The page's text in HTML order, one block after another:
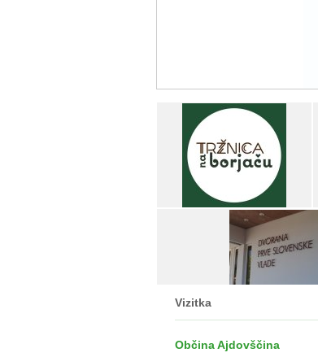
Vizitka
Občina Ajdovščina